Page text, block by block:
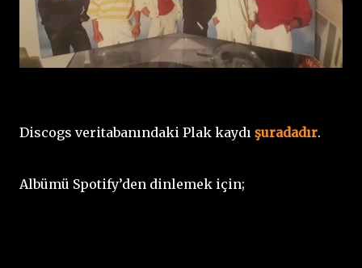
Discogs veritabanındaki Plak kaydı şuradadır.
Albümü Spotify’den dinlemek için;